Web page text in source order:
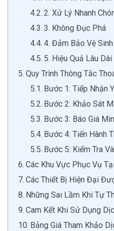
2. Xử Lý Nhanh
3. Không Đục Phá
4. Đảm Bảo Vệ Sinh
5. Hiệu Quả Lâu Dài
Quy Trình Thông Tắc
Bước 1: Tiếp Nhận
Bước 2: Khảo Sát
Bước 3: Báo Giá
Bước 4: Tiến Hành
Bước 5: Kiểm Tra
Các Khu Vực Phục Vụ
Các Thiết Bị Hiện Đại
Những Sai Lầm Khi Tự
Cam Kết Khi Sử Dụng
Bảng Giá Tham Khảo